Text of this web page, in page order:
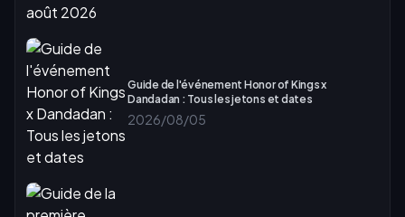
Guide de l'événement Honor of Kings x
Dandadan : Tous les jetons et dates
2026/08/05